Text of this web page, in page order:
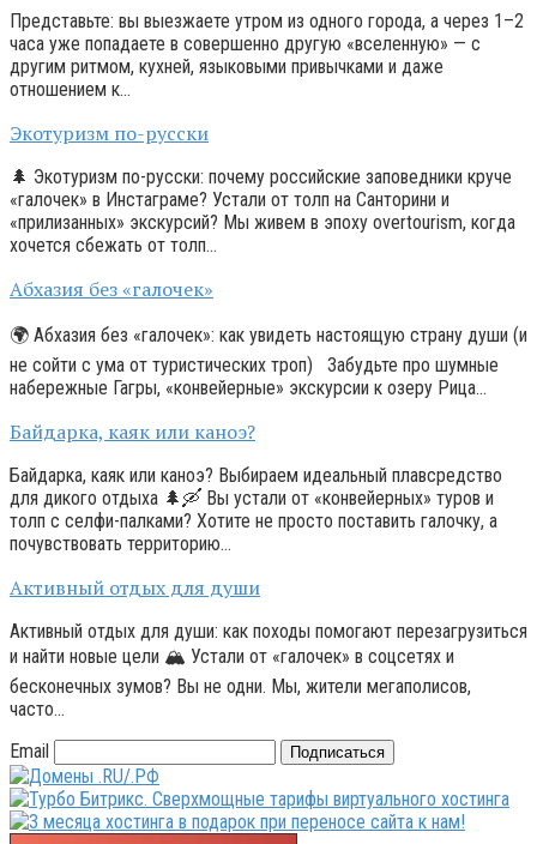
Представьте: вы выезжаете утром из одного города, а через 1–2
часа уже попадаете в совершенно другую «вселенную» — с
другим ритмом, кухней, языковыми привычками и даже
отношением к…
Экотуризм по-русски
🌲 Экотуризм по-русски: почему российские заповедники круче
«галочек» в Инстаграме? Устали от толп на Санторини и
«прилизанных» экскурсий? Мы живем в эпоху overtourism, когда
хочется сбежать от толп…
Абхазия без «галочек»
🌍 Абхазия без «галочек»: как увидеть настоящую страну души (и
не сойти с ума от туристических троп) Забудьте про шумные
набережные Гагры, «конвейерные» экскурсии к озеру Рица…
Байдарка, каяк или каноэ?
Байдарка, каяк или каноэ? Выбираем идеальный плавсредство
для дикого отдыха 🌲🛶 Вы устали от «конвейерных» туров и
толп с селфи-палками? Хотите не просто поставить галочку, а
почувствовать территорию…
Активный отдых для души
Активный отдых для души: как походы помогают перезагрузиться
и найти новые цели 🏔️ Устали от «галочек» в соцсетях и
бесконечных зумов? Вы не одни. Мы, жители мегаполисов,
часто…
Email
Подписаться